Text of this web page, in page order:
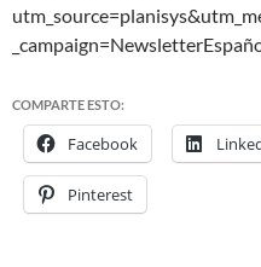
COMPARTE ESTO:
Facebook
Pinterest